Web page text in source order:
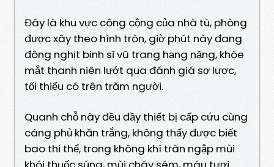
Đây là khu vực công cộng của nhà tù, phòng
được xây theo hình tròn, giờ phút này đang
đông nghịt binh sĩ vũ trang hạng nặng, khóe
mắt thanh niên lướt qua đánh giá sơ lược,
tối thiểu có trên trăm người.
Quanh chỗ này đều đầy thiết bị cấp cứu cùng
cáng phủ khăn trắng, không thấy được biết
bao thi thể, trong không khí tràn ngập mùi